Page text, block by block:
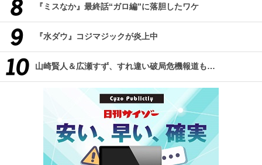
『ミスなか』最終話“ガロ編”に落胆したワケ
『水ダウ』コジマジックが炎上中
山崎賢人＆広瀬すず、すれ違い破局危機報道も…